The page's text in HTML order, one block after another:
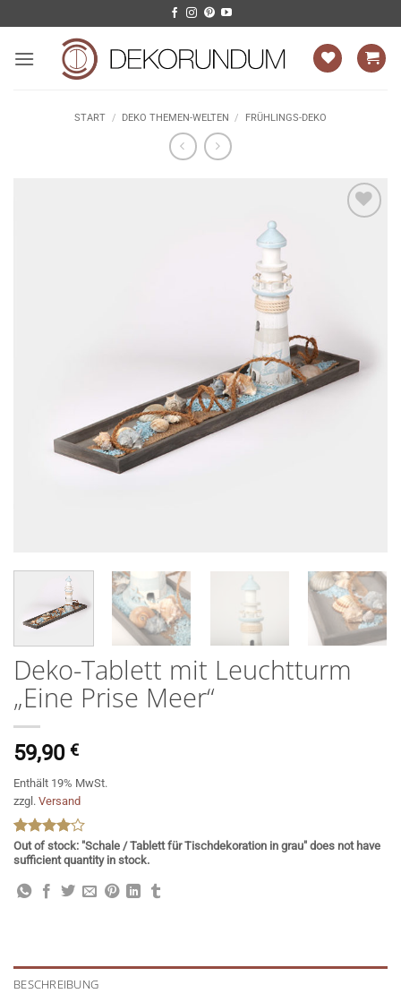
Inhalt
springen
START / DEKO THEMEN-WELTEN / FRÜHLINGS-DEKO
Deko-Tablett mit Leuchtturm
„Eine Prise Meer“
59,90 €
Enthält 19% MwSt.
zzgl. Versand
Bewertet
mit4
basierend
1
Out of stock: "Schale / Tablett für Tischdekoration in grau" does not have
sufficient quantity in stock.
BESCHREIBUNG